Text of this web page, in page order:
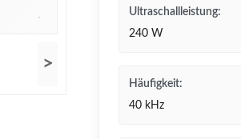
>
Ultraschallleistung:
240 W
Häufigkeit:
40 kHz